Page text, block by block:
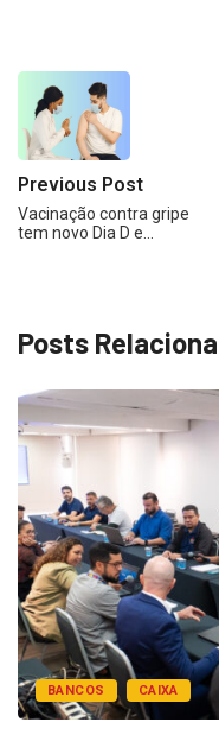
Previous Post
Vacinação contra gripe
tem novo Dia D e…
Posts
BANCOS CAIXA